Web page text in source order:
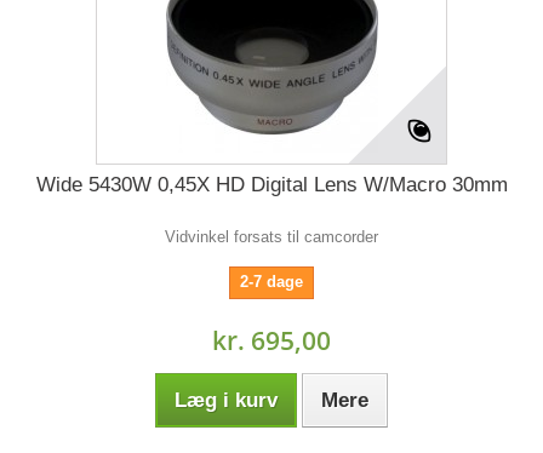
Wide 5430W 0,45X HD Digital Lens W/Macro 30mm
Vidvinkel forsats til camcorder
2-7 dage
kr. 695,00
Læg i kurv Mere